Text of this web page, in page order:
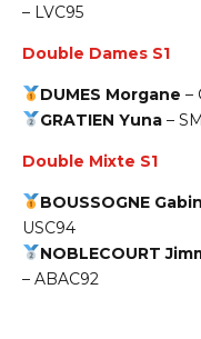
– LVC95
Double Dames S1
DUMES Morgane –
GRATIEN Yuna–
Double Mixte S1
BOUSSOGNE Gabin
USC94
NOBLECOURT
– ABAC92